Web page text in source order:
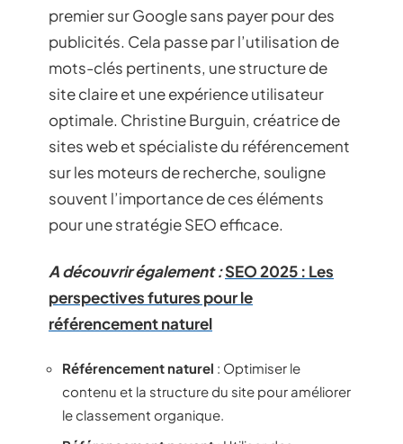
premier sur Google sans payer pour des
publicités. Cela passe par l’utilisation de
mots-clés pertinents, une structure de
site claire et une expérience utilisateur
optimale. Christine Burguin, créatrice de
sites web et spécialiste du référencement
sur les moteurs de recherche, souligne
souvent l’importance de ces éléments
pour une stratégie SEO efficace.
A découvrir également :SEO 2025 : Les
perspectives futures pour le
référencement naturel
Référencement naturel : Optimiser le
contenu et la structure du site pour améliorer
le classement organique.